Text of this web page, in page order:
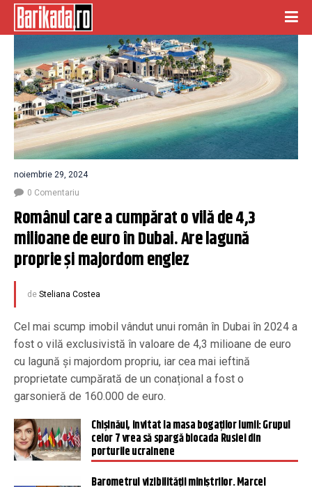
noiembrie 29, 2024
0 Comentariu
Românul care a cumpărat o vilă de 4,3
milioane de euro în Dubai. Are lagună
proprie și majordom englez
de Steliana Costea
Cel mai scump imobil vândut unui român în Dubai în 2024 a
fost o vilă exclusivistă în valoare de 4,3 milioane de euro
cu lagună și majordom propriu, iar cea mai ieftină
proprietate cumpărată de un conațional a fost o
garsonieră de 160.000 de euro.
Chișinăul, invitat la masa bogaților lumii: Grupul
celor 7 vrea să spargă blocada Rusiei din
porturile ucrainene
Barometrul vizibilităţii miniştrilor. Marcel